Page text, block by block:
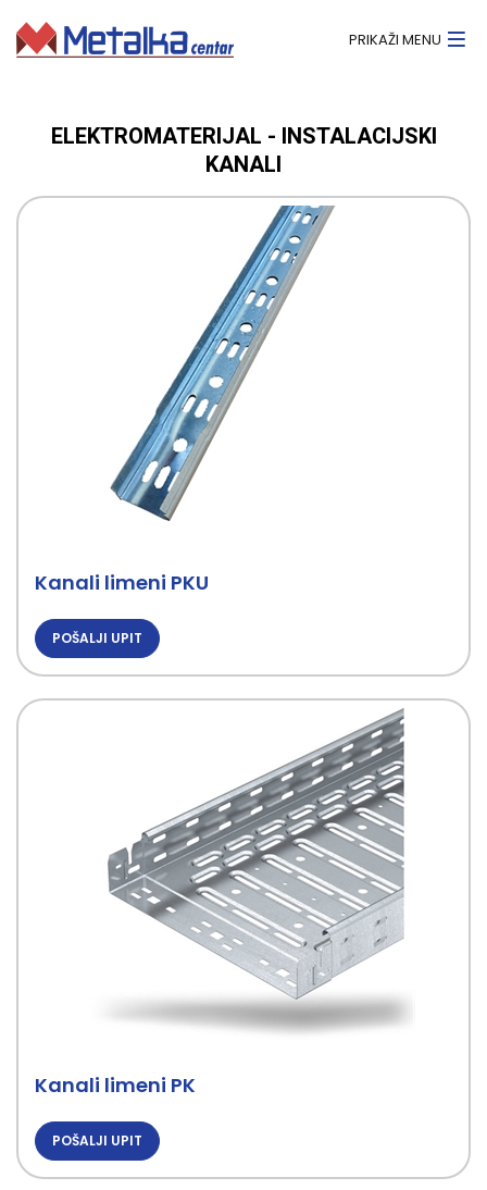
PRIKAŽI MENU
ELEKTROMATERIJAL - INSTALACIJSKI
KANALI
Kanali limeni PKU
POŠALJI UPIT
Kanali limeni PK
POŠALJI UPIT